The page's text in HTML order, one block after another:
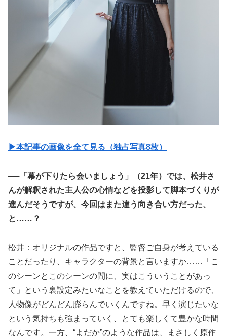
▶︎本記事の画像を全て見る（独占写真8枚）
──「幕が下りたら会いましょう」（21年）では、松井さ
んが解釈された主人公の心情などを投影して脚本づくりが
進んだそうですが、今回はまた違う向き合い方だった、
と……？
松井：オリジナルの作品ですと、監督ご自身が考えている
ことだったり、キャラクターの背景と言いますか……「こ
のシーンとこのシーンの間に、実はこういうことがあっ
て」という裏設定みたいなことを教えていただけるので、
人物像がどんどん膨らんでいくんですね。早く演じたいな
という気持ちも強まっていく、とても楽しくて豊かな時間
なんです。一方、“よだか”のような作品は、まさしく原作